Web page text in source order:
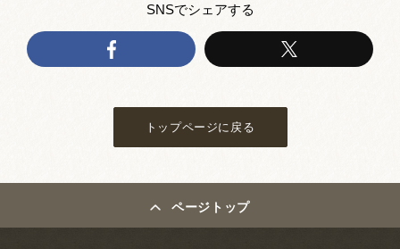
SNSでシェアする
トップページに戻る
ページトップ